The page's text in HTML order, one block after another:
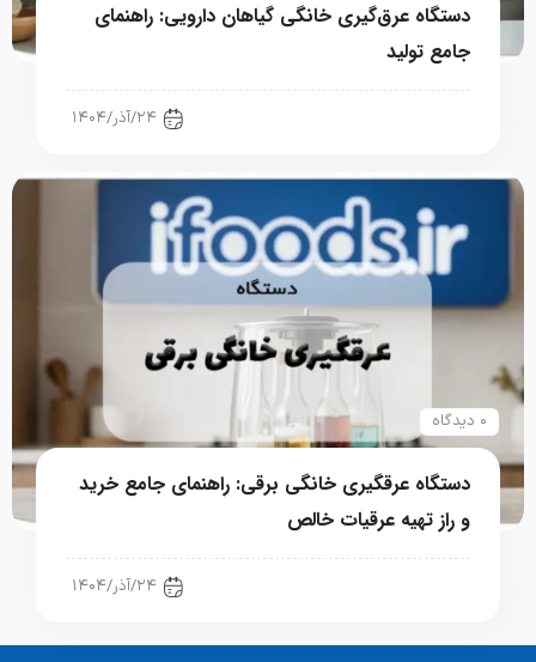
دستگاه عرق‌گیری خانگی گیاهان دارویی: راهنمای
جامع تولید
۲۴/آذر/۱۴۰۴
۰ دیدگاه
دستگاه عرقگیری خانگی برقی: راهنمای جامع خرید
و راز تهیه عرقیات خالص
۲۴/آذر/۱۴۰۴